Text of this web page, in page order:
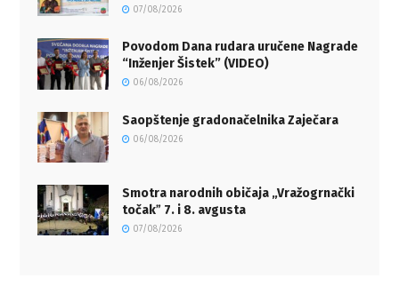
07/08/2026
Povodom Dana rudara uručene Nagrade
“Inženjer Šistek” (VIDEO)
06/08/2026
Saopštenje gradonačelnika Zaječara
06/08/2026
Smotra narodnih običaja „Vražogrnački
točakˮ 7. i 8. avgusta
07/08/2026